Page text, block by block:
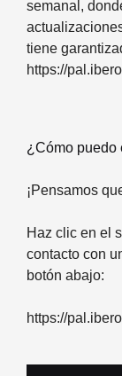
semanal,
tiene
https://
¿Cómo puedo
¡Pensamos
Haz clic en el
contacto con
botón abajo:
https://